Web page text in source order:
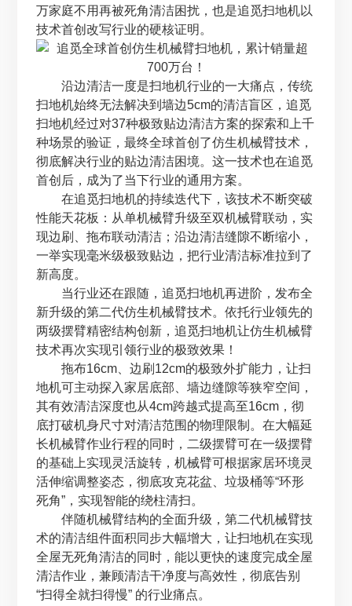
万家庭不用再被死角清洁困扰，也是追觅扫地机以
技术首创改写行业的硬核证明。
沿边清洁一度是扫地机行业的一大痛点，传统
扫地机始终无法解决到墙边5cm的清洁盲区，追觅
扫地机经过对37种极致贴边清洁方案的探索和上千
种场景的验证，最终全球首创了仿生机械臂技术，
彻底解决行业的贴边清洁困境。这一技术也在追觅
首创后，成为了当下行业的通用方案。
在追觅扫地机的持续迭代下，该技术不断突破
性能天花板：从单机械臂升级至双机械臂联动，实
现边刷、拖布联动清洁；沿边清洁缝隙不断缩小，
一举实现毫米级极致贴边，把行业清洁标准拉到了
新高度。
当行业还在跟随，追觅扫地机再进阶，发布全
新升级的第二代仿生机械臂技术。依托行业领先的
两级摆臂精密结构创新，追觅扫地机让仿生机械臂
技术再次实现引领行业的极致效果！
拖布16cm、边刷12cm的极致外扩能力，让扫
地机可主动探入家居底部、墙边缝隙等狭窄空间，
其有效清洁深度也从4cm跨越式提高至16cm，彻
底打破机身尺寸对清洁范围的物理限制。在大幅延
长机械臂作业行程的同时，二级摆臂可在一级摆臂
的基础上实现灵活旋转，机械臂可根据家居环境灵
活伸缩调整姿态，彻底攻克花盆、垃圾桶等“环形
死角”，实现智能的绕柱清扫。
伴随机械臂结构的全面升级，第二代机械臂技
术的清洁组件面积同步大幅增大，让扫地机在实现
全屋无死角清洁的同时，能以更快的速度完成全屋
清洁作业，兼顾清洁干净度与高效性，彻底告别
“扫得全就扫得慢” 的行业痛点。